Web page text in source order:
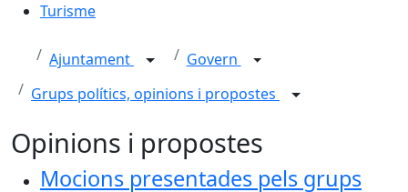
Turisme
Ajuntament
Govern
Grups polítics, opinions i propostes
Opinions i propostes
Mocions presentades pels grups